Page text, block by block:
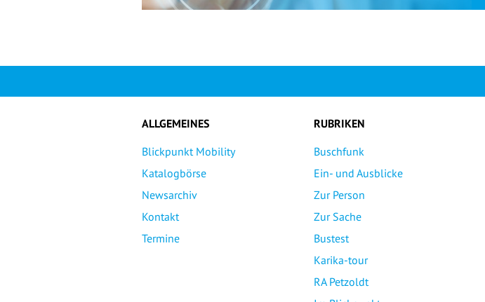
ALLGEMEINES
Blickpunkt Mobility
Katalogbörse
Newsarchiv
Kontakt
Termine
RUBRIKEN
Buschfunk
Ein- und Ausblicke
Zur Person
Zur Sache
Bustest
Karika-tour
RA Petzoldt